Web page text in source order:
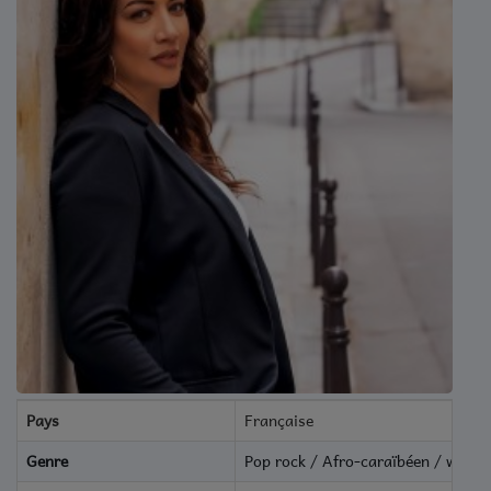
Titres diffusés
Top 10
Médias
Photos
Participez
Témoignages
Pays
Française
Genre
Pop rock / Afro-caraïbéen /